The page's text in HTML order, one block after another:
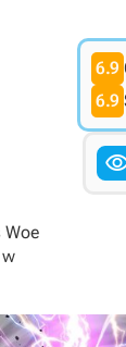
Woe
6.9
6.9